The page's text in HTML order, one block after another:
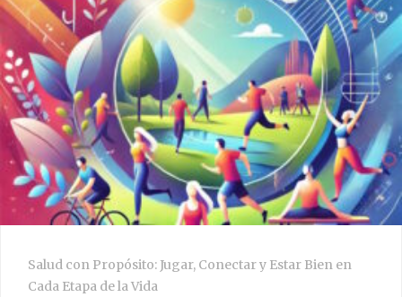
Salud con Propósito: Jugar, Conectar y Estar Bien en
Cada Etapa de la Vida